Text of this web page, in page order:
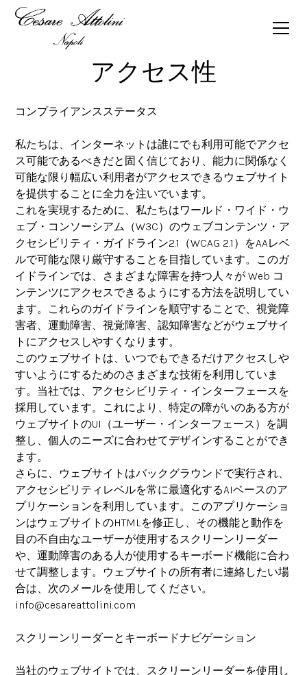
アクセス性
コンプライアンスステータス
私たちは、インターネットは誰にでも利用可能でアクセ
ス可能であるべきだと固く信じており、能力に関係なく
可能な限り幅広い利用者がアクセスできるウェブサイト
を提供することに全力を注いでいます。
これを実現するために、私たちはワールド・ワイド・ウ
ェブ・コンソーシアム（W3C）のウェブコンテンツ・ア
クセシビリティ・ガイドライン2.1（WCAG 2.1）をAAレベ
ルで可能な限り厳守することを目指しています。このガ
イドラインでは、さまざまな障害を持つ人々が Web コ
ンテンツにアクセスできるようにする方法を説明してい
ます。これらのガイドラインを順守することで、視覚障
害者、運動障害、視覚障害、認知障害などがウェブサイ
トにアクセスしやすくなります。
このウェブサイトは、いつでもできるだけアクセスしや
すいようにするためのさまざまな技術を利用していま
す。当社では、アクセシビリティ・インターフェースを
採用しています。これにより、特定の障がいのある方が
ウェブサイトのUI（ユーザー・インターフェース）を調
整し、個人のニーズに合わせてデザインすることができ
ます。
さらに、ウェブサイトはバックグラウンドで実行され、
アクセシビリティレベルを常に最適化するAIベースのア
プリケーションを利用しています。このアプリケーショ
ンはウェブサイトのHTMLを修正し、その機能と動作を
目の不自由なユーザーが使用するスクリーンリーダー
や、運動障害のある人が使用するキーボード機能に合わ
せて調整します。ウェブサイトの所有者に連絡したい場
合は、次のメールを使用してください。
info@cesareattolini.com
スクリーンリーダーとキーボードナビゲーション
当社のウェブサイトでは、スクリーンリーダーを使用し